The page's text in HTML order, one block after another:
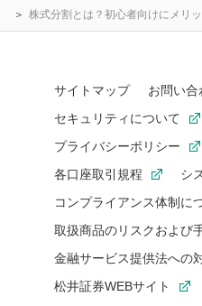
株式分割とは？初心者向けにメリ
サイトマップ
お問い合
セキュリティについて
プライバシーポリシー
各口座取引規程
シ
コンプライアンス体制に
取扱商品のリスクおよび
金融サービス提供法への
松井証券WEBサイト